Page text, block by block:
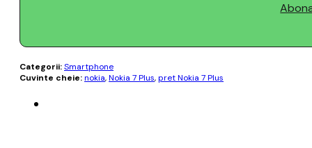
Categorii:Smartphone
Cuvinte cheie:nokia,Nokia 7 Plus,pret Nokia 7 Plus